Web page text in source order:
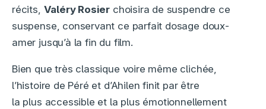
récits, Valéry Rosier choisira de suspendre ce
suspense, conservant ce parfait dosage doux-
amer jusqu’à la fin du film.
Bien que très classique voire même clichée,
l’histoire de Péré et d’Ahilen finit par être
la plus accessible et la plus émotionnellement